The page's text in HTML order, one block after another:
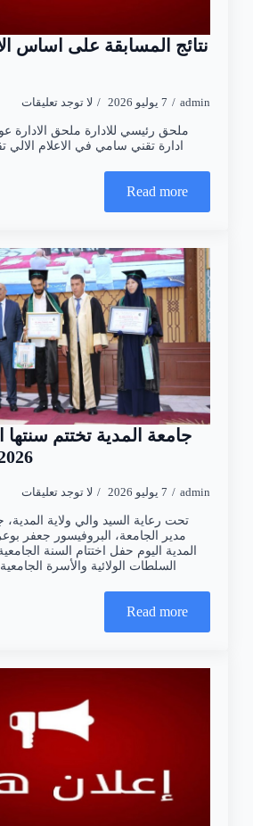
نتائج المسابقة على اساس
admin 7 يوليو 2026 لا توجد تعليقات
ملحق رئيسي للادارة ملحق الادارة
ادارة تقني سامي في الاعلام الالي
Read more
2026 في حفل
admin 7 يوليو 2026 لا توجد تعليقات
تحت رعاية السيد والي ولاية المدية،
مدير الجامعة، البروفيسور جعفر
السلطات الولائية والأسرة
Read more